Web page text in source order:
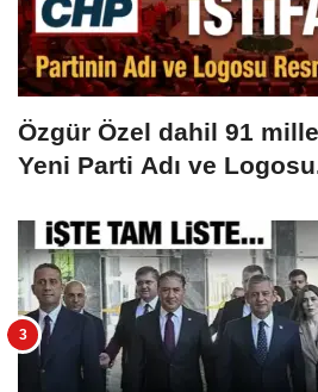
Özgür Özel dahil 91
Yeni Parti Adı ve